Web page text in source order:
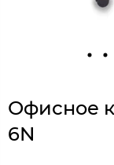
Офисное
6N